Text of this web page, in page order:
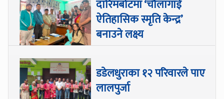
दारिमबोटमा ‘चौलागाईं
ऐतिहासिक स्मृति केन्द्र’
बनाउने लक्ष्य
डडेलधुराका १२ परिवारले पाए
लालपुर्जा